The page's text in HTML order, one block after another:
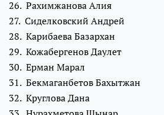
26. Рахимжанова Алия
27. Сиделковский Андрей
28. Карибаева Базархан
29. Кожабергенов Даулет
30. Ерман Марал
31. Бекмаганбетов Бахытжан
32. Круглова Дана